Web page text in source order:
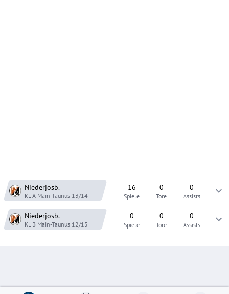
Niederjosb.
KL A Main-Taunus 13/14
16
Spiele
0
Tore
0
Assists
Niederjosb.
KL B Main-Taunus 12/13
0
Spiele
0
Tore
0
Assists